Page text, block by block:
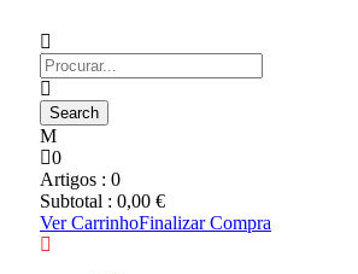
0
Artigos : 0
Subtotal : 0,00 €
Ver CarrinhoFinalizar Compra